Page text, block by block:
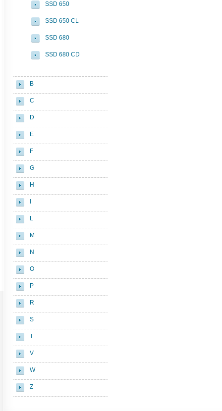
SSD 650
SSD 650 CL
SSD 680
SSD 680 CD
B
C
D
E
F
G
H
L
M
N
O
P
R
S
T
V
W
Z